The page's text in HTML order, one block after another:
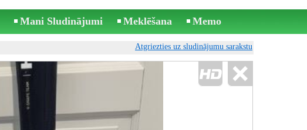
Mani Sludinājumi Meklēšana Memo
Atgriezties uz sludinājumu sarakstu